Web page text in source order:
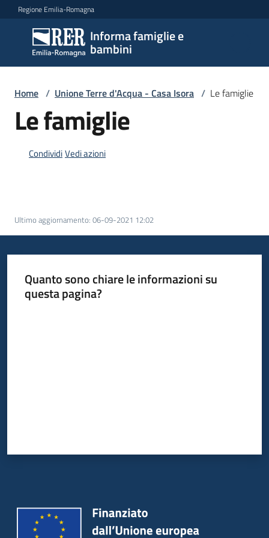
Vai al contenuto
Vai alla navigazione
Vai al footer
Regione Emilia-Romagna
Informa famiglie e
bambini
Informa
famiglie
e
bambini
Centri
per
Home / Unione Terre d'Acqua - Casa Isora / Le famiglie
Le famiglie
CondividiVedi azioni
Ultimo aggiornamento: 06-09-2021 12:02
Quanto sono chiare le informazioni su
questa pagina?